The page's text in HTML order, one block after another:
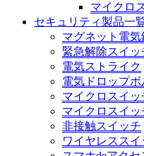
マイクロ
セキュリティ製品一
マグネット電気
緊急解除スイッ
電気ストライク
電気ドロップボ
マイクロスイ
マイクロスイ
非接触スイッチ
ワイヤレススイ